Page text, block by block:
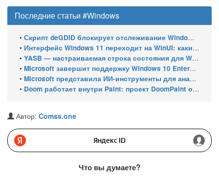
Последние статьи #Windows
• Скрипт deGDID блокирует отслеживание Windows по глобальному идентификатору устройства
• Интерфейс Windows 11 переходит на WinUI: какие системные элементы обновит Microsoft
• YASB — настраиваемая строка состояния для Windows с виджетами и поддержкой нескольких мониторов
• Microsoft завершит поддержку Windows 10 Enterprise LTSC 2021 в январе 2027 года. ESU продлят обновления до января 2030 года
• Microsoft представила ИИ-инструменты для анализа производительности Windows: ETW MCP и WPA MCP
• Doom работает внутри Paint: проект DoomPaint от технического директора Microsoft Azure
Автор: Comss.one